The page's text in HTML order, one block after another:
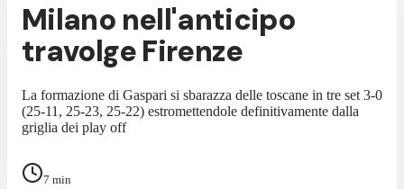
Milano nell'anticipo
travolge Firenze
La formazione di Gaspari si sbarazza delle toscane in tre set 3-0
(25-11, 25-23, 25-22) estromettendole definitivamente dalla
griglia dei play off
7 min